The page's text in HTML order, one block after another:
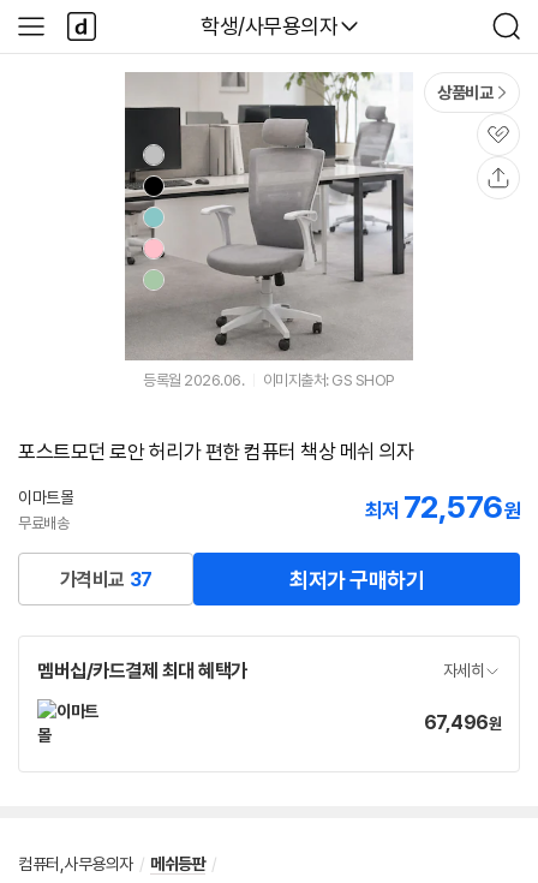
다나와
학생/사무용의자
검
색
사
이
다
나
와
상품비교
관
심
등록월 2026.06. 이미지출처: GS SHOP
포스트모던 로안 허리가 편한 컴퓨터 책상 메쉬 의자
이마트몰
무료배송
최저 72,576원
가격비교 37 최저가 구매하기
멤버십/카드결제 최대 혜택가 자세히
가
67,496원
컴퓨터,사무용의자 / 메쉬등판 /